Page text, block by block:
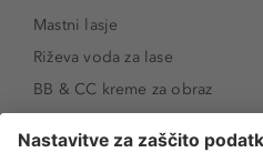
Mastni lasje
Riževa voda za lase
BB & CC kreme za obraz
SPF 30